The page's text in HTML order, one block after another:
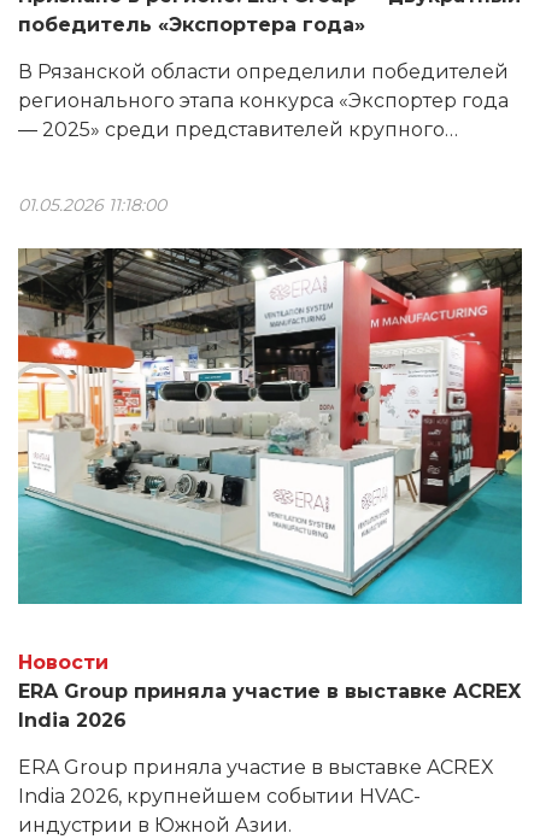
победитель «Экспортера года»
В Рязанской области определили победителей
регионального этапа конкурса «Экспортер года
― 2025» среди представителей крупного
сразу в двух номинациях: «Экспортер года в
сфере высоких технологий» и «Новая
география».
01.05.2026 11:18:00
Новости
ERA Group приняла участие в выставке ACREX
India 2026
ERA Group приняла участие в выставке ACREX
India 2026, крупнейшем событии HVAC-
индустрии в Южной Азии.